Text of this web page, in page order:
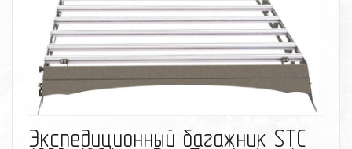
Экспедиционный багажник STC